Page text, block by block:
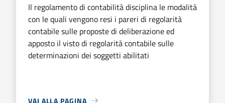
Il regolamento di contabilità disciplina le modalità
con le quali vengono resi i pareri di regolarità
contabile sulle proposte di deliberazione ed
apposto il visto di regolarità contabile sulle
determinazioni dei soggetti abilitati
VAI ALLA PAGINA